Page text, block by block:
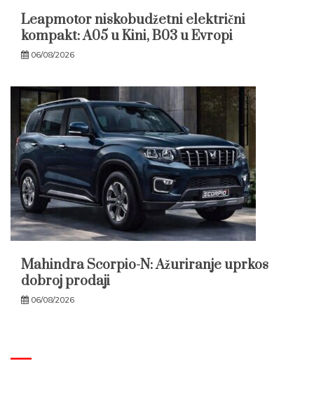
Leapmotor niskobudžetni električni
kompakt: A05 u Kini, B03 u Evropi
06/08/2026
Mahindra Scorpio-N: Ažuriranje uprkos
dobroj prodaji
06/08/2026